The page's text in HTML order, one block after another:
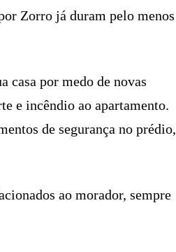
Zorro já duram pelo menos
casa por medo de novas
e incêndio ao apartamento.
de segurança no prédio,
ao morador, sempre